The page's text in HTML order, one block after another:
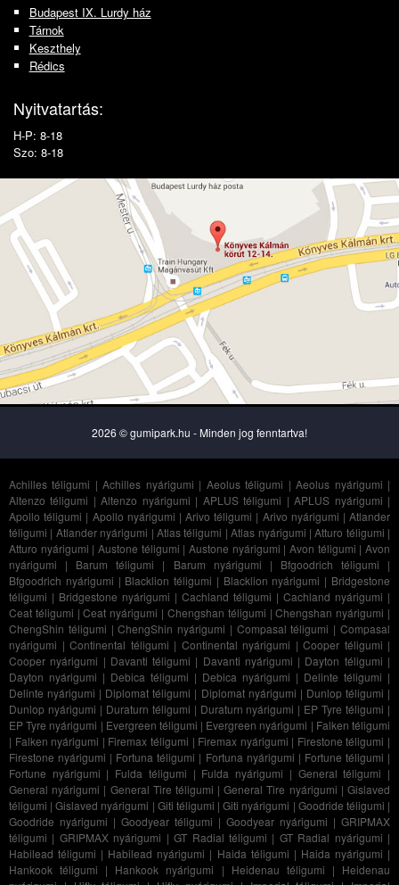
Budapest IX. Lurdy ház
Tárnok
Keszthely
Rédics
Nyitvatartás:
H-P: 8-18
Szo: 8-18
2026 © gumipark.hu - Minden jog fenntartva!
Achilles téligumi |Achilles nyárigumi | Aeolus téligumi |Aeolus nyárigumi |
Altenzo téligumi |Altenzo nyárigumi | APLUS téligumi |APLUS nyárigumi |
Apollo téligumi | Apollo nyárigumi |Arivo téligumi | Arivo nyárigumi |Atlander
téligumi | Atlander nyárigumi | Atlas téligumi |Atlas nyárigumi |Atturo téligumi |
Atturo nyárigumi |Austone téligumi |Austone nyárigumi |Avon téligumi |Avon
nyárigumi | Barum téligumi | Barum nyárigumi | Bfgoodrich téligumi |
Bfgoodrich nyárigumi | Blacklion téligumi | Blacklion nyárigumi | Bridgestone
téligumi | Bridgestone nyárigumi | Cachland téligumi | Cachland nyárigumi |
Ceat téligumi |Ceat nyárigumi | Chengshan téligumi |Chengshan nyárigumi |
ChengShin téligumi |ChengShin nyárigumi | Compasal téligumi |Compasal
nyárigumi | Continental téligumi | Continental nyárigumi | Cooper téligumi |
Cooper nyárigumi | Davanti téligumi | Davanti nyárigumi | Dayton téligumi |
Dayton nyárigumi | Debica téligumi | Debica nyárigumi | Delinte téligumi |
Delinte nyárigumi | Diplomat téligumi | Diplomat nyárigumi | Dunlop téligumi |
Dunlop nyárigumi | Duraturn téligumi | Duraturn nyárigumi | EP Tyre téligumi |
EP Tyre nyárigumi | Evergreen téligumi | Evergreen nyárigumi | Falken téligumi
| Falken nyárigumi | Firemax téligumi | Firemax nyárigumi | Firestone téligumi |
Firestone nyárigumi | Fortuna téligumi | Fortuna nyárigumi | Fortune téligumi |
Fortune nyárigumi | Fulda téligumi | Fulda nyárigumi | General téligumi |
General nyárigumi | General Tire téligumi |General Tire nyárigumi |Gislaved
téligumi |Gislaved nyárigumi | Giti téligumi |Giti nyárigumi | Goodride téligumi |
Goodride nyárigumi | Goodyear téligumi | Goodyear nyárigumi | GRIPMAX
téligumi | GRIPMAX nyárigumi |GT Radial téligumi | GT Radial nyárigumi |
Habilead téligumi | Habilead nyárigumi | Haida téligumi | Haida nyárigumi |
Hankook téligumi | Hankook nyárigumi | Heidenau téligumi | Heidenau